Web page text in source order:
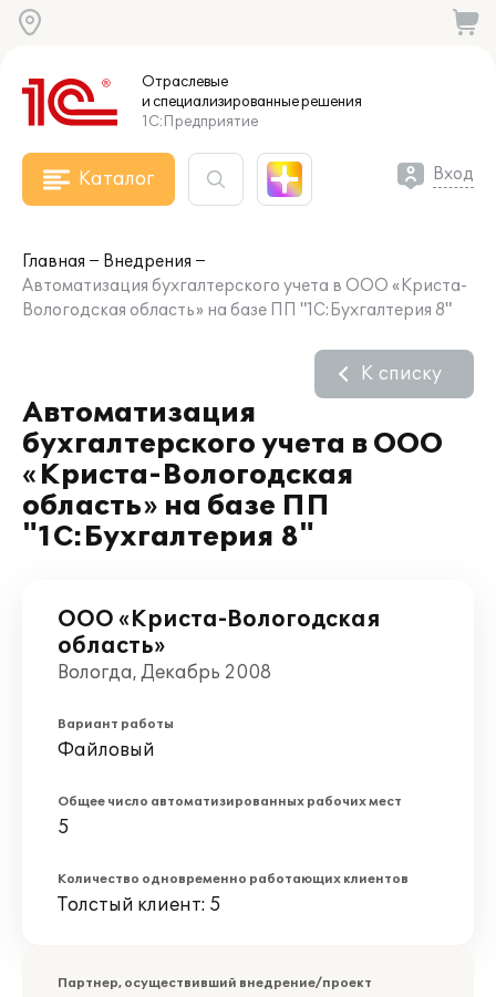
Отраслевые
и специализированныерешения
1С:Предприятие
Каталог Вход
Главная
Внедрения
Автоматизация бухгалтерского учета в ООО «Криста-
Вологодская область» на базе ПП "1С:Бухгалтерия 8"
Автоматизация
бухгалтерского учета в ООО
«Криста-Вологодская
область» на базе ПП
"1С:Бухгалтерия 8"
К списку
ООО «Криста-Вологодская
область»
Вологда, Декабрь 2008
Вариант работы
Файловый
Общее число автоматизированных рабочих мест
5
Количество одновременно работающих клиентов
Толстый клиент: 5
Партнер, осуществивший внедрение/проект